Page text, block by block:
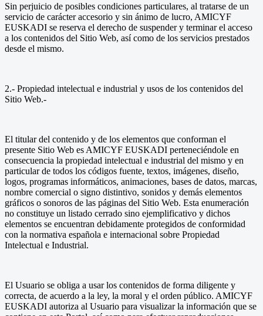
Sin perjuicio de posibles condiciones particulares, al tratarse de un
servicio de carácter accesorio y sin ánimo de lucro, AMICYF
EUSKADI se reserva el derecho de suspender y terminar el acceso
a los contenidos del Sitio Web, así como de los servicios prestados
desde el mismo.
2.- Propiedad intelectual e industrial y usos de los contenidos del
Sitio Web.-
El titular del contenido y de los elementos que conforman el
presente Sitio Web es AMICYF EUSKADI perteneciéndole en
consecuencia la propiedad intelectual e industrial del mismo y en
particular de todos los códigos fuente, textos, imágenes, diseño,
logos, programas informáticos, animaciones, bases de datos, marcas,
nombre comercial o signo distintivo, sonidos y demás elementos
gráficos o sonoros de las páginas del Sitio Web. Esta enumeración
no constituye un listado cerrado sino ejemplificativo y dichos
elementos se encuentran debidamente protegidos de conformidad
con la normativa española e internacional sobre Propiedad
Intelectual e Industrial.
El Usuario se obliga a usar los contenidos de forma diligente y
correcta, de acuerdo a la ley, la moral y el orden público. AMICYF
EUSKADI autoriza al Usuario para visualizar la información que se